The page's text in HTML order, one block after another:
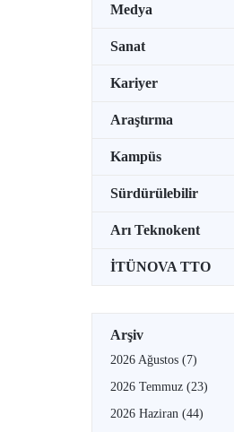
Medya
Sanat
Kariyer
Araştırma
Kampüs
Sürdürülebilir
Arı Teknokent
İTÜNOVA TTO
Arşiv
2026 Ağustos (7)
2026 Temmuz (23)
2026 Haziran (44)